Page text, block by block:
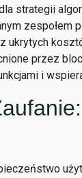
strategii
zespołem
ukrytych
przez
i